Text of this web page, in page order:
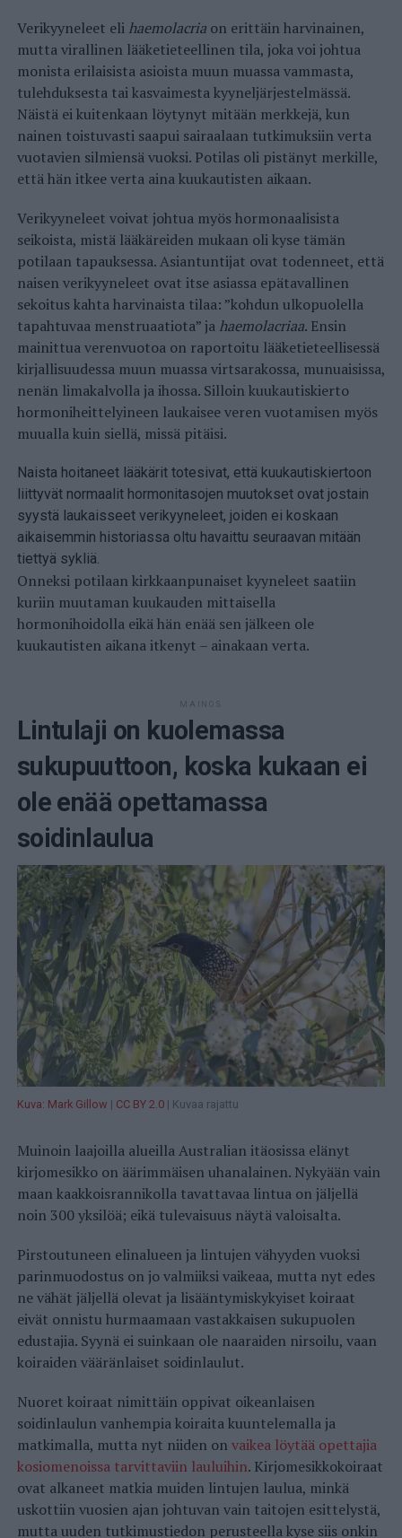
Verikyyneleet eli haemolacriaon erittäin harvinainen,
mutta virallinen lääketieteellinen tila, joka voi johtua
monista erilaisista asioista muun muassa vammasta,
tulehduksesta tai kasvaimesta kyyneljärjestelmässä.
Näistä ei kuitenkaan löytynyt mitään merkkejä, kun
nainen toistuvasti saapui sairaalaan tutkimuksiin verta
vuotavien silmiensä vuoksi. Potilas oli pistänyt merkille,
että hän itkee verta aina kuukautisten aikaan.
Verikyyneleet voivat johtua myös hormonaalisista
seikoista, mistä lääkäreiden mukaan oli kyse tämän
potilaan tapauksessa. Asiantuntijat ovat todenneet, että
naisen verikyyneleet ovat itse asiassa epätavallinen
sekoitus kahta harvinaista tilaa: ”kohdun ulkopuolella
tapahtuvaa menstruaatiota” ja haemolacriaa. Ensin
mainittua verenvuotoa on raportoitu lääketieteellisessä
kirjallisuudessa muun muassa virtsarakossa, munuaisissa,
nenän limakalvolla ja ihossa. Silloin kuukautiskierto
hormoniheittelyineen laukaisee veren vuotamisen myös
muualla kuin siellä, missä pitäisi.
Naista hoitaneet lääkärit totesivat, että kuukautiskiertoon
liittyvät normaalit hormonitasojen muutokset ovat jostain
syystä laukaisseet verikyyneleet, joiden ei koskaan
aikaisemmin historiassa oltu havaittu seuraavan mitään
tiettyä sykliä.
Onneksi potilaan kirkkaanpunaiset kyyneleet saatiin
kuriin muutaman kuukauden mittaisella
hormonihoidolla eikä hän enää sen jälkeen ole
kuukautisten aikana itkenyt – ainakaan verta.
MAINOS
Lintulaji on kuolemassa
sukupuuttoon, koska kukaan ei
ole enää opettamassa
soidinlaulua
Kuva: Mark Gillow | CC BY 2.0| Kuvaa rajattu
Muinoin laajoilla alueilla Australian itäosissa elänyt
kirjomesikko on äärimmäisen uhanalainen. Nykyään vain
maan kaakkoisrannikolla tavattavaa lintua on jäljellä
noin 300 yksilöä; eikä tulevaisuus näytä valoisalta.
Pirstoutuneen elinalueen ja lintujen vähyyden vuoksi
parinmuodostus on jo valmiiksi vaikeaa, mutta nyt edes
ne vähät jäljellä olevat ja lisääntymiskykyiset koiraat
eivät onnistu hurmaamaan vastakkaisen sukupuolen
edustajia. Syynä ei suinkaan ole naaraiden nirsoilu, vaan
koiraiden vääränlaiset soidinlaulut.
Nuoret koiraat nimittäin oppivat oikeanlaisen
soidinlaulun vanhempia koiraita kuuntelemalla ja
matkimalla, mutta nyt niiden on vaikea löytää opettajia
kosiomenoissa tarvittaviin lauluihin. Kirjomesikkokoiraat
ovat alkaneet matkia muiden lintujen laulua, minkä
uskottiin vuosien ajan johtuvan vain taitojen esittelystä,
mutta uuden tutkimustiedon perusteella kyse siis onkin